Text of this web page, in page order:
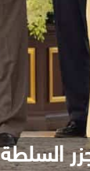
السلطة